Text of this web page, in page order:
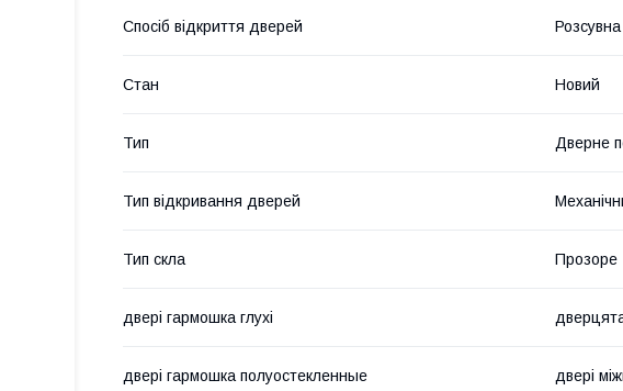
Спосіб відкриття дверей Розсувна
Стан Новий
Тип Дверне
Тип відкривання дверей
Тип скла Прозоре
двері гармошка глухі
двері гармошка полуостекленные двері